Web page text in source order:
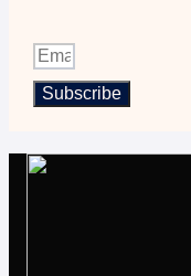
Subscribe